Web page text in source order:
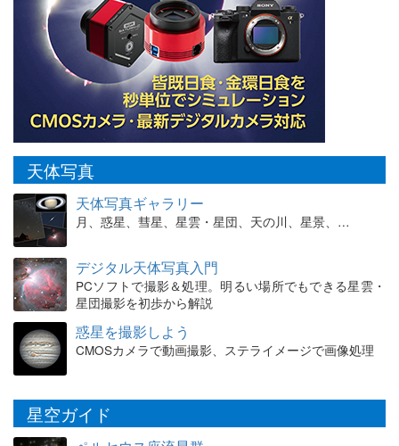
天体写真
天体写真ギャラリー
月、惑星、彗星、星雲・星団、天の川、星景、…
デジタル天体写真入門
PCソフトで撮影＆処理。明るい場所でもできる星雲・
星団撮影を初歩から解説
惑星を撮影しよう
CMOSカメラで動画撮影、ステライメージで画像処理
星空ガイド